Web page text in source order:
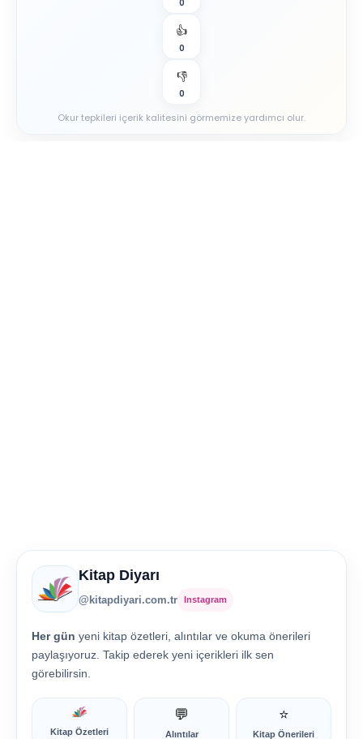
0
👍
0
👎
0
Okur tepkileri içerik kalitesini görmemize yardımcı olur.
Kitap Diyarı
@kitapdiyari.com.tr Instagram
Her gün yeni kitap özetleri, alıntılar ve okuma önerileri
paylaşıyoruz. Takip ederek yeni içerikleri ilk sen
görebilirsin.
Kitap Özetleri
💬
Alıntılar
⭐
Kitap Önerileri